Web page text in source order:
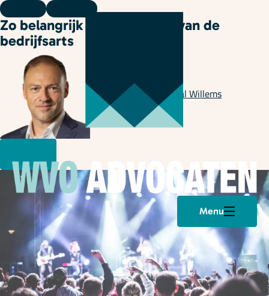
Menu
Onze specialisaties
Plan een afspraak
Zo belangrijk is het oordeel van de
bedrijfsarts
Geschreven door Pascal Willems